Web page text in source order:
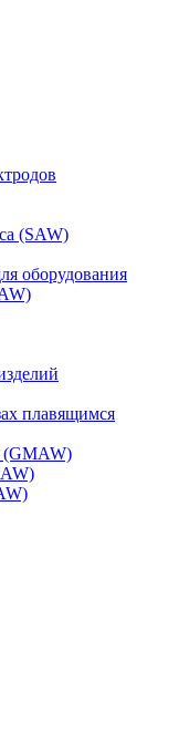
(SAW)
оборудования
плавящимся
(GMAW)